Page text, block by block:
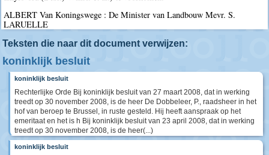
ALBERT Van Koningswege : De Minister van Landbouw Mevr. S.
LARUELLE
Teksten die naar dit document verwijzen:
koninklijk besluit
koninklijk besluit
Rechterlijke Orde Bij koninklijk besluit van 27 maart 2008, dat in werking
treedt op 30 november 2008, is de heer De Dobbeleer, P., raadsheer in het
hof van beroep te Brussel, in ruste gesteld. Hij heeft aanspraak op het
emeritaat en het is h Bij koninklijk besluit van 23 april 2008, dat in werking
treedt op 30 november 2008, is de heer(...)
koninklijk besluit